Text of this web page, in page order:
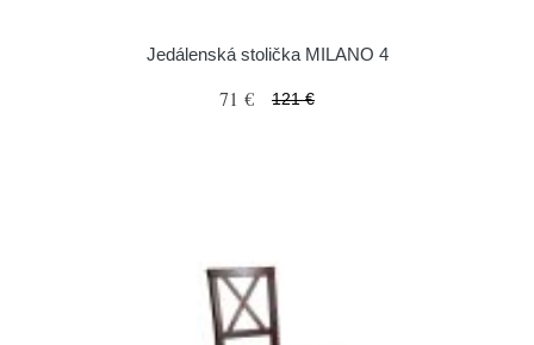
Jedálenská stolička MILANO 4
71 € 121 €